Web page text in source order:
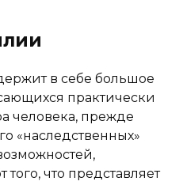
в себе большое
практически
человека, прежде
«наследственных»
что представляет